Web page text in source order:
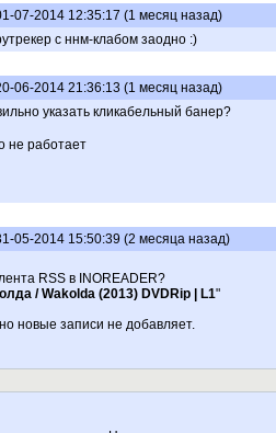
07-2014 12:35:17 (1 месяц назад)
с ннм-клабом заодно :)
06-2014 21:36:13 (1 месяц назад)
указать кликабельный банер?
не работает
05-2014 15:50:39 (2 месяца назад)
RSS в INOREADER?
/ Wakolda (2013) DVDRip | L1"
новые записи не добавляет.